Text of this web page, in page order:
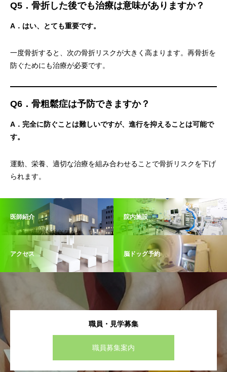
Q5．骨折した後でも治療は意味がありますか？
A．はい、とても重要です。
一度骨折すると、次の骨折リスクが大きく高まります。再骨折を
防ぐためにも治療が必要です。
Q6．骨粗鬆症は予防できますか？
A．完全に防ぐことは難しいですが、進行を抑えることは可能で
す。
運動、栄養、適切な治療を組み合わせることで骨折リスクを下げ
られます。
医師紹介 院内施設
アクセス 脳ドッグ予約
職員・見学募集
職員募集案内